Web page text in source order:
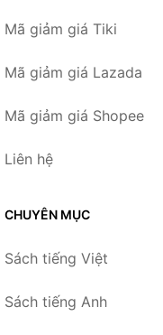
Mã giảm giá Tiki
Mã giảm giá Lazada
Mã giảm giá Shopee
Liên hệ
CHUYÊN MỤC
Sách tiếng Việt
Sách tiếng Anh